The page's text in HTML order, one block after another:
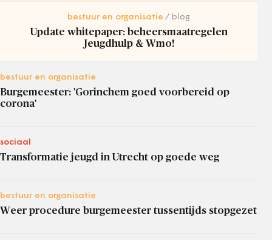
bestuur en organisatie blog
Update whitepaper: beheersmaatregelen
Jeugdhulp & Wmo!
bestuur en organisatie
Burgemeester: 'Gorinchem goed voorbereid op
corona'
sociaal
Transformatie jeugd in Utrecht op goede weg
bestuur en organisatie
Weer procedure burgemeester tussentijds stopgezet